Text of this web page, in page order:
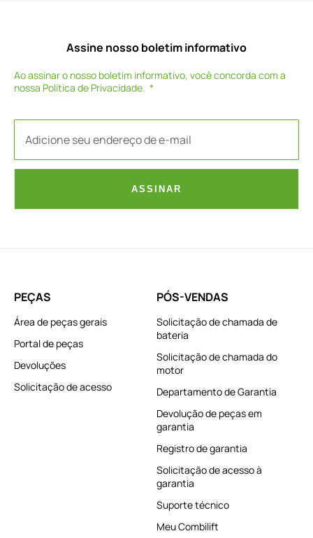
Assine nosso boletim informativo
Ao assinar o nosso boletim informativo, você concorda com a
nossa Política de Privacidade.
ASSINAR
PEÇAS
Área de peças gerais
Portal de peças
Devoluções
Solicitação de acesso
PÓS-VENDAS
Solicitação de chamada de
bateria
Solicitação de chamada do
motor
Departamento de Garantia
Devolução de peças em
garantia
Registro de garantia
Solicitação de acesso à
garantia
Suporte técnico
Meu Combilift